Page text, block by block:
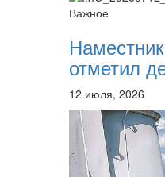
Перейти к архивуВажное
отметил
12 июля, 2026